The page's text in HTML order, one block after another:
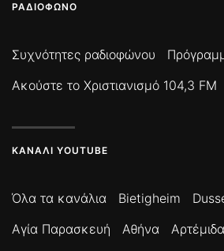
ΡΑΔΙΌΦΩΝΟ
Συχνότητες ραδιοφώνου
Ακούστε το Χριστιανισμό 104,3 FM
ΚΑΝΆΛΙ YOUTUBE
Όλα τα κανάλια Bietigheim
Αγία Παρασκευή
Αθήνα Αρτέμιδα